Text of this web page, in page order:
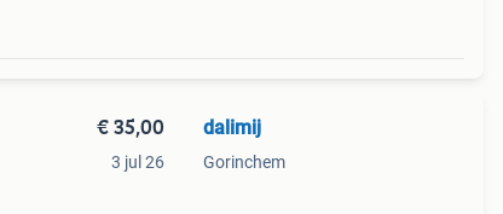
€ 35,00
3 jul 26
dalimij
Gorinchem